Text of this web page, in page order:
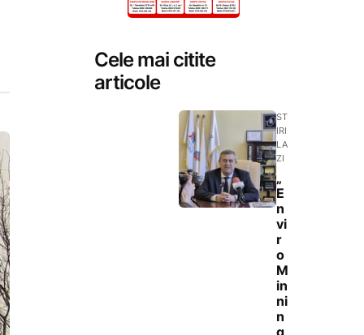
Cele mai citite
articole
ST
IRI
LA
ZI
„
E
n
vi
r
o
M
in
ni
n
g